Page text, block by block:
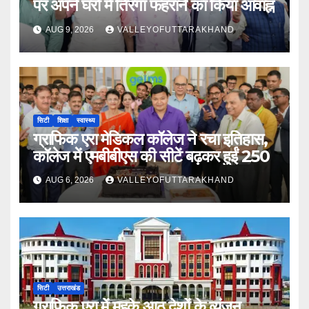
पर अपने घरों में तिरंगा फहराने का किया आवाह्न
AUG 9, 2026 VALLEYOFUTTARAKHAND
सिटी शिक्षा स्वास्थ्य
ग्राफिक एरा मेडिकल कॉलेज ने रचा इतिहास,
कॉलेज में एमबीबीएस की सीटें बढ़कर हुईं 250
AUG 6, 2026 VALLEYOFUTTARAKHAND
सिटी उत्तराखंड